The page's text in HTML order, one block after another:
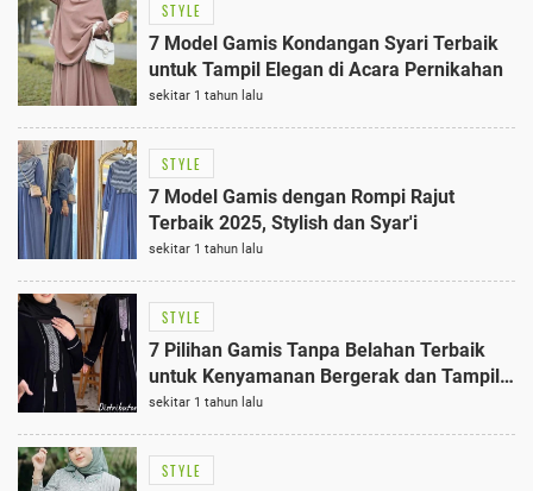
STYLE
7 Model Gamis Kondangan Syari Terbaik
untuk Tampil Elegan di Acara Pernikahan
sekitar 1 tahun lalu
STYLE
7 Model Gamis dengan Rompi Rajut
Terbaik 2025, Stylish dan Syar'i
sekitar 1 tahun lalu
STYLE
7 Pilihan Gamis Tanpa Belahan Terbaik
untuk Kenyamanan Bergerak dan Tampil
Syar'i
sekitar 1 tahun lalu
STYLE